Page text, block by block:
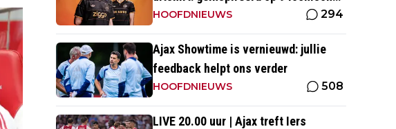
momenten uit clubhistorie
HOOFDNIEUWS 294
Ajax Showtime is vernieuwd: jullie
feedback helpt ons verder
HOOFDNIEUWS 508
LIVE 20.00 uur | Ajax treft Iers